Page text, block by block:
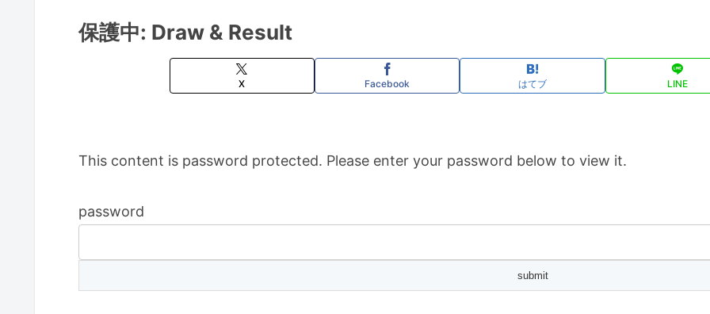
保護中: Draw & Result
X Facebook はてブ LINE
This content is password protected. Please enter your password below to view it.
password